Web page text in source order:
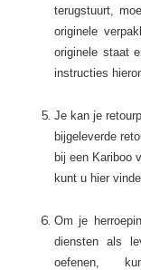
terugstuurt,
originele
originele staat
instructies
Je kan je
bijgeleverde
bij een Kariboo
kunt u hier
Om je
diensten als
oefenen,